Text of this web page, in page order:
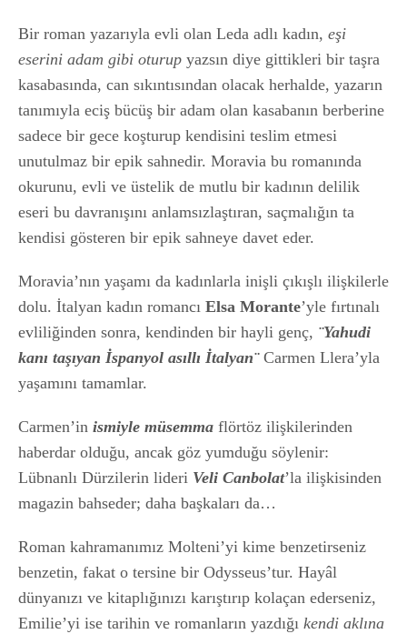
Bir roman yazarıyla evli olan Leda adlı kadın, eşi
eserini adam gibi oturup yazsın diye gittikleri bir taşra
kasabasında, can sıkıntısından olacak herhalde, yazarın
tanımıyla eciş bücüş bir adam olan kasabanın berberine
sadece bir gece koşturup kendisini teslim etmesi
unutulmaz bir epik sahnedir. Moravia bu romanında
okurunu, evli ve üstelik de mutlu bir kadının delilik
eseri bu davranışını anlamsızlaştıran, saçmalığın ta
kendisi gösteren bir epik sahneye davet eder.
Moravia’nın yaşamı da kadınlarla inişli çıkışlı ilişkilerle
dolu. İtalyan kadın romancı Elsa Morante’yle fırtınalı
evliliğinden sonra, kendinden bir hayli genç, ¨Yahudi
kanı taşıyan İspanyol asıllı İtalyan¨Carmen Llera’yla
yaşamını tamamlar.
Carmen’in ismiyle müsemma flörtöz ilişkilerinden
haberdar olduğu, ancak göz yumduğu söylenir:
Lübnanlı Dürzilerin lideri Veli Canbolat’la ilişkisinden
magazin bahseder; daha başkaları da…
Roman kahramanımız Molteni’yi kime benzetirseniz
benzetin, fakat o tersine bir Odysseus’tur. Hayâl
dünyanızı ve kitaplığınızı karıştırıp kolaçan ederseniz,
Emilie’yi ise tarihin ve romanların yazdığı kendi aklına